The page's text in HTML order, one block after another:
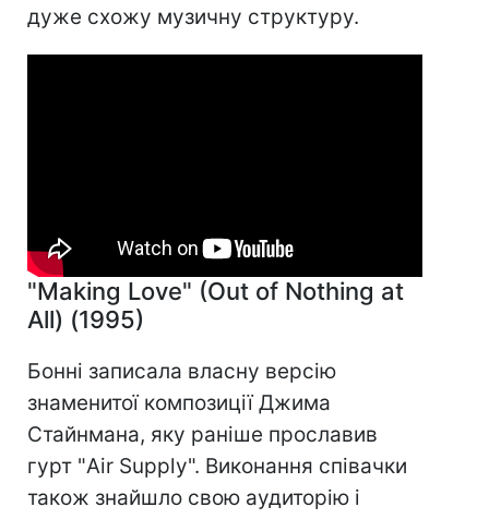
дуже схожу музичну структуру.
"Making Love" (Out of Nothing at
All) (1995)
Бонні записала власну версію
знаменитої композиції Джима
Стайнмана, яку раніше прославив
гурт "Air Supply". Виконання співачки
також знайшло свою аудиторію і